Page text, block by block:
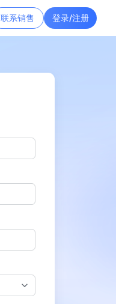
联系销售 登录/注册